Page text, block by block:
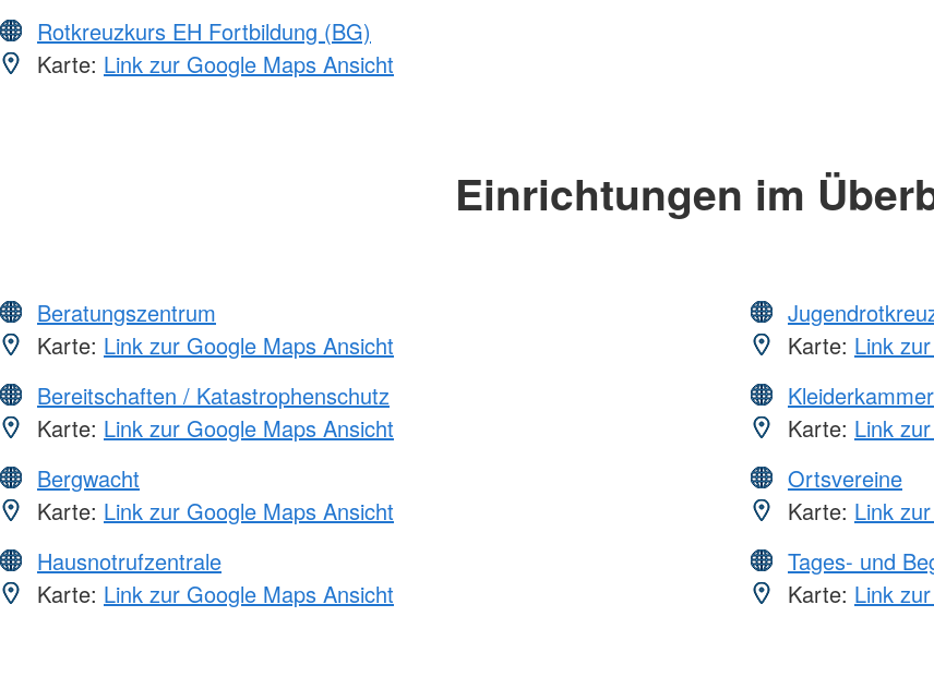
Rotkreuzkurs EH Fortbildung (BG)
Karte: Link zur Google Maps Ansicht
Einrichtungen im
Beratungszentrum
Karte: Link zur Google Maps Ansicht
Bereitschaften / Katastrophenschutz
Karte: Link zur Google Maps Ansicht
Bergwacht
Karte: Link zur Google Maps Ansicht
Hausnotrufzentrale
Karte: Link zur Google Maps Ansicht
Karte: Link
Kleiderkammer
Karte: Link
Ortsvereine
Karte: Link
Tages- und
Karte: Link